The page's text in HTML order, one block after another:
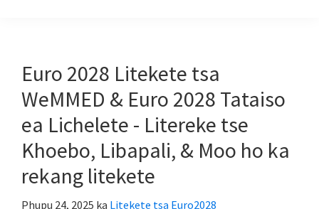
Litekete
tsa
bolo
ea
maoto
Uefa
Euro 2028 Litekete tsa
WeMMED & Euro 2028 Tataiso
ea Lichelete - Litereke tse
Khoebo, Libapali, & Moo ho ka
rekang litekete
Phupu 24, 2025 ka Litekete tsa Euro2028